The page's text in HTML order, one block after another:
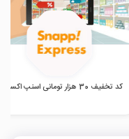
کد تخفیف 30 هزار تومانی اسنپ اکسپرس